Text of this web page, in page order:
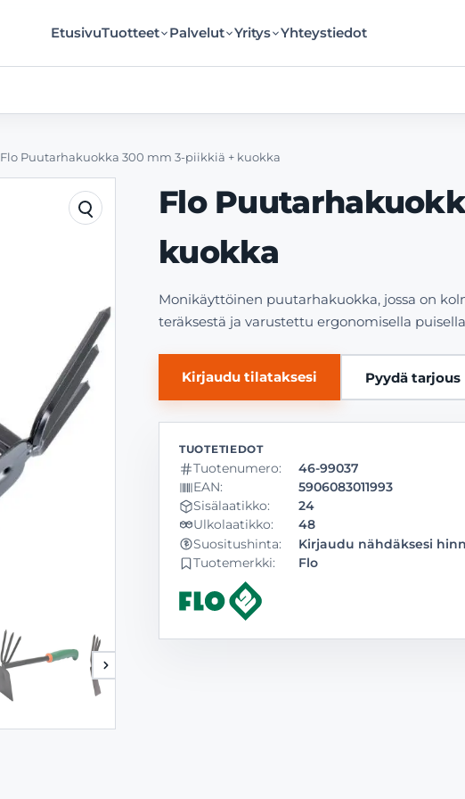
EtusivuTuotteet Palvelut Yritys Yhteystiedot
Flo Puutarhakuokka 300 mm 3-piikkiä + kuokka
Flo
kuokka
Monikäyttöinen puutarhakuokka, jossa on
teräksestä ja varustettu ergonomisella
Kirjaudu tilataksesi Pyydä tarjous
Tuotenumero:
46-99037
EAN:
5906083011993
Sisälaatikko:
24
Ulkolaatikko:
48
Suositushinta:
Kirjaudu nähdäksesi
Tuotemerkki: Flo